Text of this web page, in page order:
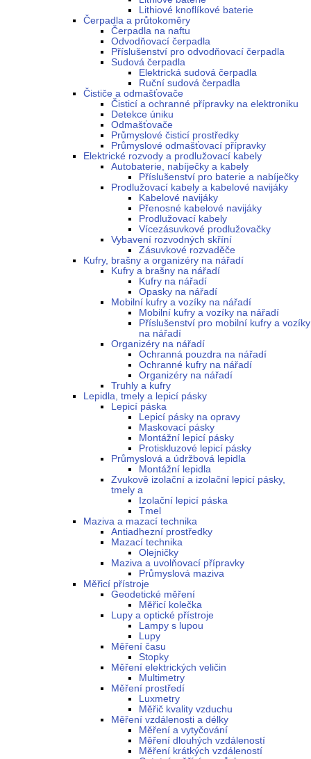
Lithiové knoflíkové baterie
Čerpadla a průtokoměry
Čerpadla na naftu
Odvodňovací čerpadla
Příslušenství pro odvodňovací čerpadla
Sudová čerpadla
Elektrická sudová čerpadla
Ruční sudová čerpadla
Čističe a odmašťovače
Čisticí a ochranné přípravky na elektroniku
Detekce úniku
Odmašťovače
Průmyslové čisticí prostředky
Průmyslové odmašťovací přípravky
Elektrické rozvody a prodlužovací kabely
Autobaterie, nabíječky a kabely
Příslušenství pro baterie a nabíječky
Prodlužovací kabely a kabelové navijáky
Kabelové navijáky
Přenosné kabelové navijáky
Prodlužovací kabely
Vícezásuvkové prodlužovačky
Vybavení rozvodných skříní
Zásuvkové rozvaděče
Kufry, brašny a organizéry na nářadí
Kufry a brašny na nářadí
Kufry na nářadí
Opasky na nářadí
Mobilní kufry a vozíky na nářadí
Mobilní kufry a vozíky na nářadí
Příslušenství pro mobilní kufry a vozíky
na nářadí
Organizéry na nářadí
Ochranná pouzdra na nářadí
Ochranné kufry na nářadí
Organizéry na nářadí
Truhly a kufry
Lepidla, tmely a lepicí pásky
Lepicí páska
Lepicí pásky na opravy
Maskovací pásky
Montážní lepicí pásky
Protiskluzové lepicí pásky
Průmyslová a údržbová lepidla
Montážní lepidla
Zvukově izolační a izolační lepicí pásky,
tmely a
Izolační lepicí páska
Tmel
Maziva a mazací technika
Antiadhezní prostředky
Mazací technika
Olejničky
Maziva a uvolňovací přípravky
Průmyslová maziva
Měřicí přístroje
Geodetické měření
Měřicí kolečka
Lupy a optické přístroje
Lampy s lupou
Lupy
Měření času
Stopky
Měření elektrických veličin
Multimetry
Měření prostředí
Luxmetry
Měřič kvality vzduchu
Měření vzdálenosti a délky
Měření a vytyčování
Měření dlouhých vzdáleností
Měření krátkých vzdáleností